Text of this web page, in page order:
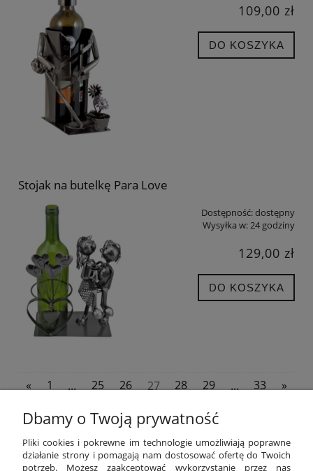
109,00 zł
DO KOSZYKA
Stojak na butelkę Para Love
Dostępność:dostępny
Wysyłka w:24 godziny
129,00 zł
DO KOSZYKA
« 1 ... 25 26 27 28 29 ... 33 »
POMOC
Dbamy o Twoją prywatność
Pliki cookies i pokrewne im technologie umożliwiają poprawne
działanie strony i pomagają nam dostosować ofertę do Twoich
potrzeb. Możesz zaakceptować wykorzystanie przez nas